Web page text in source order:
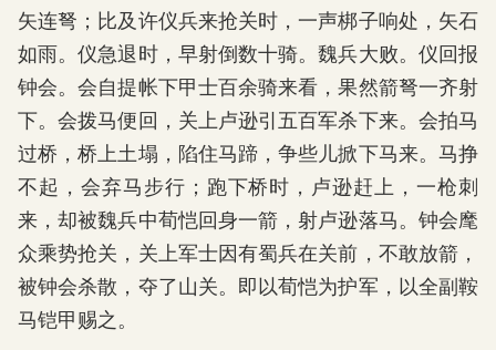
矢连弩；比及许仪兵来抢关时，一声梆子响处，矢石
如雨。仪急退时，早射倒数十骑。魏兵大败。仪回报
钟会。会自提帐下甲士百余骑来看，果然箭弩一齐射
下。会拨马便回，关上卢逊引五百军杀下来。会拍马
过桥，桥上土塌，陷住马蹄，争些儿掀下马来。马挣
不起，会弃马步行；跑下桥时，卢逊赶上，一枪刺
来，却被魏兵中荀恺回身一箭，射卢逊落马。钟会麾
众乘势抢关，关上军士因有蜀兵在关前，不敢放箭，
被钟会杀散，夺了山关。即以荀恺为护军，以全副鞍
马铠甲赐之。